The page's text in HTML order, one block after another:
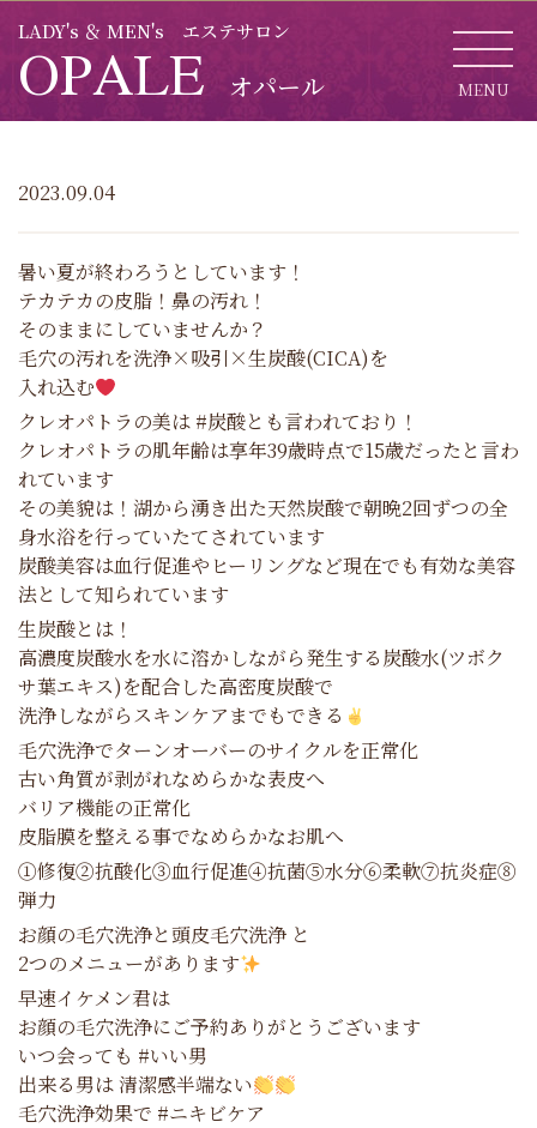
LADY's ＆ MEN's エステサロン
OPALE オパール MENU
2023.09.04
暑い夏が終わろうとしています！
テカテカの皮脂！鼻の汚れ！
そのままにしていませんか？
毛穴の汚れを洗浄×吸引×生炭酸(CICA)を
入れ込む
クレオパトラの美は #炭酸とも言われており！
クレオパトラの肌年齢は享年39歳時点で15歳だったと言わ
れています
その美貌は！湖から湧き出た天然炭酸で朝晩2回ずつの全
身水浴を行っていたてされています
炭酸美容は血行促進やヒーリングなど現在でも有効な美容
法として知られています
生炭酸とは！
高濃度炭酸水を水に溶かしながら発生する炭酸水(ツボク
サ葉エキス)を配合した高密度炭酸で
洗浄しながらスキンケアまでもできる
毛穴洗浄でターンオーバーのサイクルを正常化
古い角質が剥がれなめらかな表皮へ
バリア機能の正常化
皮脂膜を整える事でなめらかなお肌へ
①修復②抗酸化③血行促進④抗菌⑤水分⑥柔軟⑦抗炎症⑧
弾力
お顔の毛穴洗浄と頭皮毛穴洗浄 と
2つのメニューがあります
早速イケメン君は
お顔の毛穴洗浄にご予約ありがとうございます
いつ会っても #いい男
出来る男は 清潔感半端ない
毛穴洗浄効果で #ニキビケア